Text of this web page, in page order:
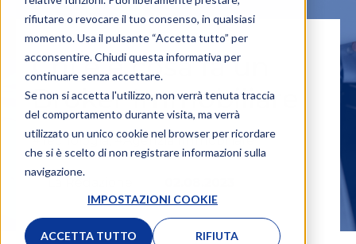
rifiutare o revocare il tuo consenso, in qualsiasi
momento. Usa il pulsante “Accetta tutto” per
acconsentire. Chiudi questa informativa per
continuare senza accettare.
Se non si accetta l'utilizzo, non verrà tenuta traccia
del comportamento durante visita, ma verrà
utilizzato un unico cookie nel browser per ricordare
che si è scelto di non registrare informazioni sulla
navigazione.
IMPOSTAZIONI COOKIE
ACCETTA TUTTO RIFIUTA
Chi è e cosa fa un
Broker Immobiliare
#Tecnologia, #Agenzia Immobiliare
La Redazione